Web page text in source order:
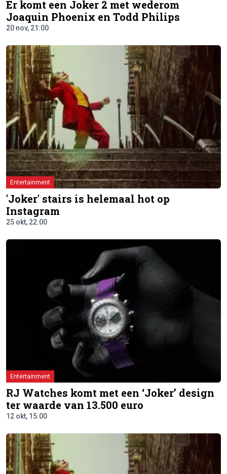
Er komt een Joker 2 met wederom
Joaquin Phoenix en Todd Philips
20 nov, 21:00
Entertainment
'Joker' stairs is helemaal hot op
Instagram
25 okt, 22:00
Entertainment
RJ Watches komt met een ‘Joker’ design
ter waarde van 13.500 euro
12 okt, 15:00